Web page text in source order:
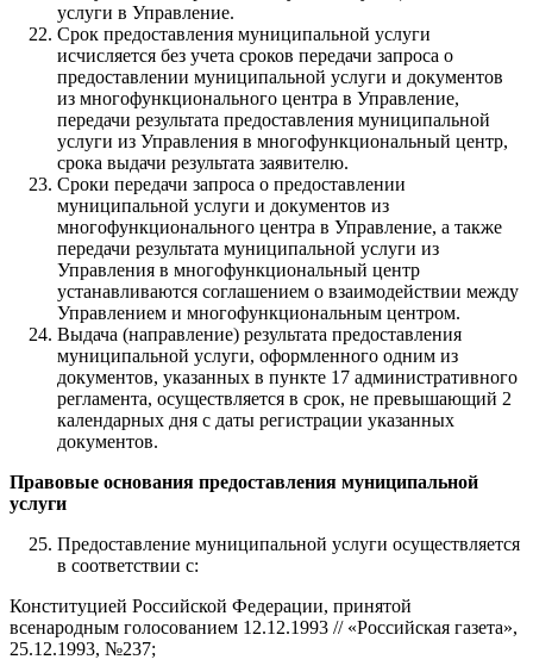
услуги в Управление.
Срок предоставления муниципальной услуги
исчисляется без учета сроков передачи запроса о
предоставлении муниципальной услуги и документов
из многофункционального центра в Управление,
передачи результата предоставления муниципальной
услуги из Управления в многофункциональный центр,
срока выдачи результата заявителю.
Сроки передачи запроса о предоставлении
муниципальной услуги и документов из
многофункционального центра в Управление, а также
передачи результата муниципальной услуги из
Управления в многофункциональный центр
устанавливаются соглашением о взаимодействии между
Управлением и многофункциональным центром.
Выдача (направление) результата предоставления
муниципальной услуги, оформленного одним из
документов, указанных в пункте 17 административного
регламента, осуществляется в срок, не превышающий 2
календарных дня с даты регистрации указанных
документов.
Правовые основания предоставления муниципальной
услуги
Предоставление муниципальной услуги осуществляется
в соответствии с:
Конституцией Российской Федерации, принятой
всенародным голосованием 12.12.1993 // «Российская газета»,
25.12.1993, №237;